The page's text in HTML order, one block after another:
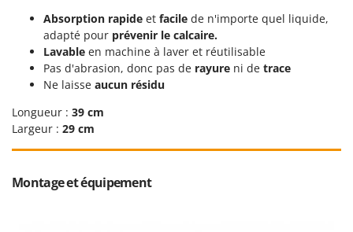
Worx
Yard Force
Z
Zanon
Zodiac
Absorption rapide et facile de n'importe quel liquide,
adapté pour prévenir le calcaire.
Lavable en machine à laver et réutilisable
Pas d'abrasion, donc pas de rayure ni de trace
Ne laisse aucun résidu
Longueur : 39 cm
Largeur : 29 cm
Montage et équipement